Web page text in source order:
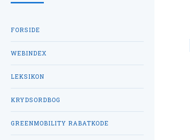
FORSIDE
WEBINDEX
LEKSIKON
KRYDSORDBOG
GREENMOBILITY RABATKODE